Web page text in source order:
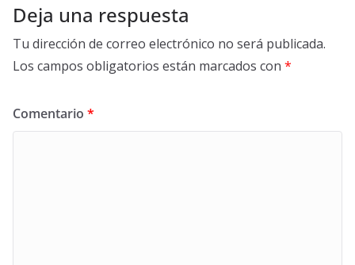
Deja una respuesta
Tu dirección de correo electrónico no será publicada.
Los campos obligatorios están marcados con *
Comentario *